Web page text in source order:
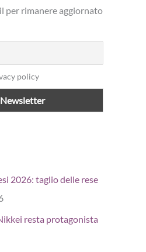
per rimanere aggiornato
policy
2026: taglio delle rese
resta protagonista